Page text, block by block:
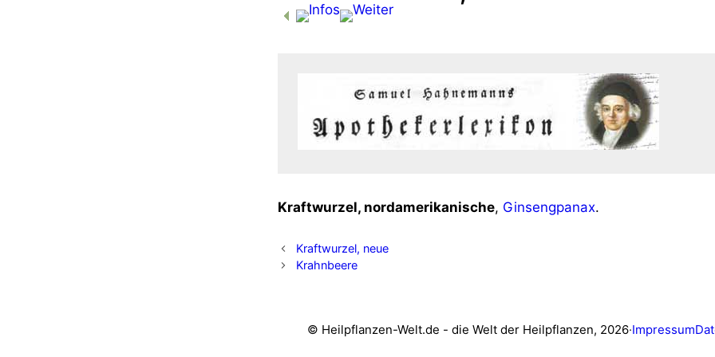
Kraft­wur­zel, nord­ame­ri­ka­ni­sche, Gins­eng­pa­nax.
Kraftwurzel, neue
Krahnbeere
© Heilpflanzen-Welt.de - die Welt der Heilpflanzen, 2026·Impressum